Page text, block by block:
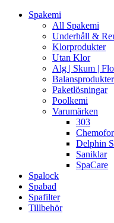
Spakemi
All Spakemi
Underhåll &
Klorprodukter
Utan Klor
Alg | Skum |
Balansprodukter
Paketlösningar
Poolkemi
Varumärken
303
Delphin
Saniklar
SpaCare
Spalock
Spabad
Spafilter
Tillbehör